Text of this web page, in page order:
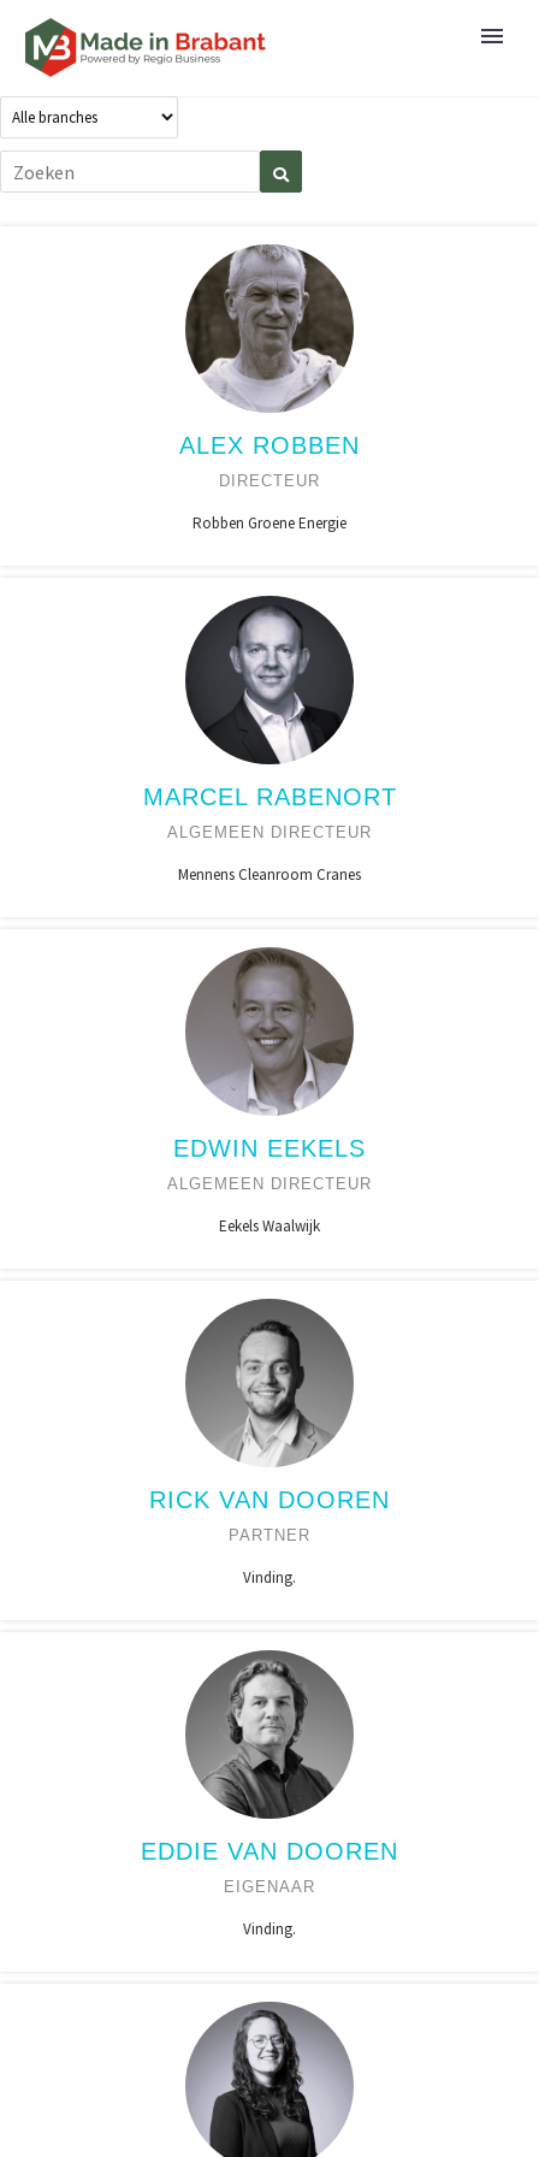
ALEX ROBBEN
DIRECTEUR
Robben Groene Energie
MARCEL RABENORT
ALGEMEEN DIRECTEUR
Mennens Cleanroom Cranes
EDWIN EEKELS
ALGEMEEN DIRECTEUR
Eekels Waalwijk
RICK VAN DOOREN
PARTNER
Vinding.
EDDIE VAN DOOREN
EIGENAAR
Vinding.